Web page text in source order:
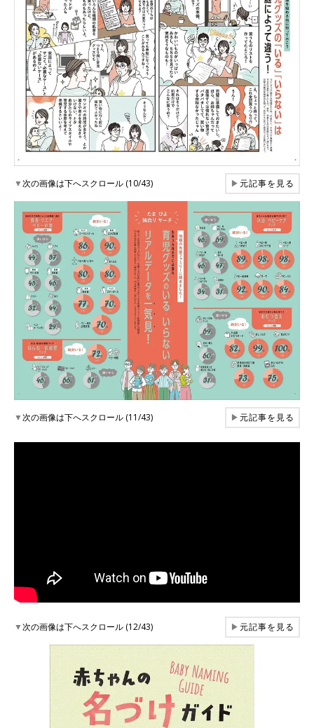
▼次の画像は下へスクロール (10/43) ▶元記事を見る
▼次の画像は下へスクロール (11/43) ▶元記事を見る
▼次の画像は下へスクロール (12/43) ▶元記事を見る